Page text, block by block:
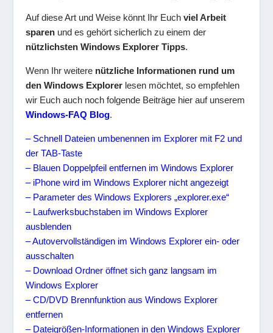
Auf diese Art und Weise könnt Ihr Euchviel Arbeit
sparen und es gehört sicherlich zu einem der
nützlichsten Windows Explorer Tipps.
Wenn Ihr weitere nützliche Informationen rund um
den Windows Explorer lesen möchtet, so empfehlen
wir Euch auch noch folgende Beiträge hier auf unserem
Windows-FAQ Blog.
– Schnell Dateien umbenennen im Explorer mit F2 und
der TAB-Taste
– Blauen Doppelpfeil entfernen im Windows Explorer
– iPhone wird im Windows Explorer nicht angezeigt
– Parameter des Windows Explorers „explorer.exe“
– Laufwerksbuchstaben im Windows Explorer
ausblenden
– Autovervollständigen im Windows Explorer ein- oder
ausschalten
– Download Ordner öffnet sich ganz langsam im
Windows Explorer
– CD/DVD Brennfunktion aus Windows Explorer
entfernen
– Dateigrößen-Informationen in den Windows Explorer